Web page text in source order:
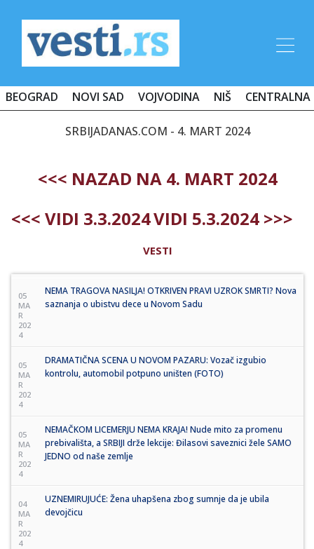
BEOGRAD NOVI SAD VOJVODINA NIŠ CENTRALNA
SRBIJADANAS.COM - 4. MART 2024
<<< NAZAD NA 4. MART 2024
<<< VIDI 3.3.2024VIDI 5.3.2024 >>>
VESTI
05
MA
R
202
4
NEMA TRAGOVA NASILJA! OTKRIVEN PRAVI UZROK SMRTI? Nova
saznanja o ubistvu dece u Novom Sadu
05
MA
R
202
4
DRAMATIČNA SCENA U NOVOM PAZARU: Vozač izgubio
kontrolu, automobil potpuno uništen (FOTO)
05
MA
R
202
4
NEMAČKOM LICEMERJU NEMA KRAJA! Nude mito za promenu
prebivališta, a SRBIJI drže lekcije: Đilasovi saveznici žele SAMO
JEDNO od naše zemlje
04
MA
R
202
4
UZNEMIRUJUĆE: Žena uhapšena zbog sumnje da je ubila
devojčicu